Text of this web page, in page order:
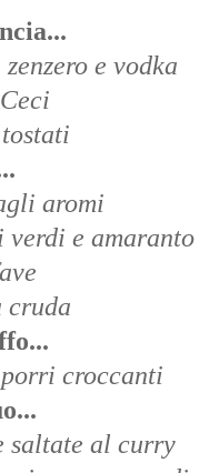
e vodka
aromi
e amaranto
cruda
croccanti
saltate al curry